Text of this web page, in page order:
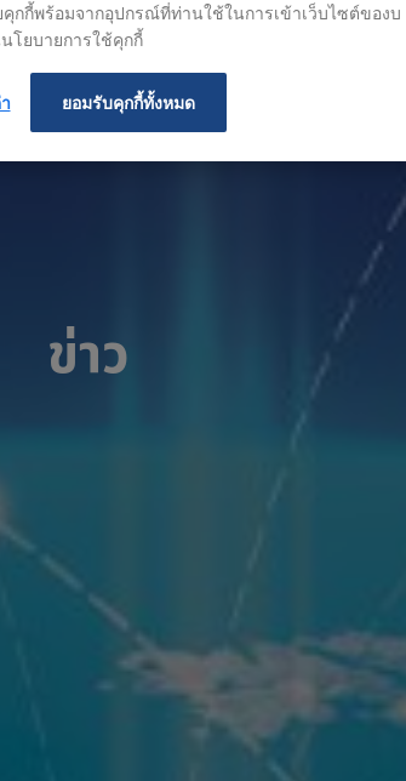
ข่าว
กกี้พร้อมจากอุปกรณ์ที่ท่านใช้ในการเข้าเว็บไซต์ของบ
โยบายการใช้คุกกี้
ยอมรับคุกกี้ทั้งหมด